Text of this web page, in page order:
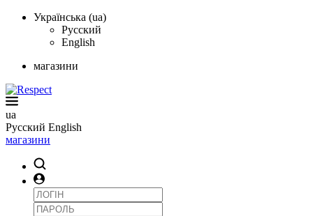
Українська (ua)
Русский
English
магазини
ua
Русский English
магазини